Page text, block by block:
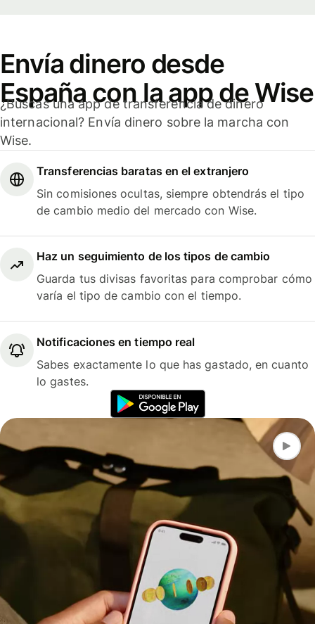
Envía dinero desde
España con la app de Wise
¿Buscas una app de transferencia de dinero
internacional? Envía dinero sobre la marcha con
Wise.
Transferencias baratas en el extranjero
Sin comisiones ocultas, siempre obtendrás el tipo
de cambio medio del mercado con Wise.
Haz un seguimiento de los tipos de cambio
Guarda tus divisas favoritas para comprobar cómo
varía el tipo de cambio con el tiempo.
Notificaciones en tiempo real
Sabes exactamente lo que has gastado, en cuanto
lo gastes.